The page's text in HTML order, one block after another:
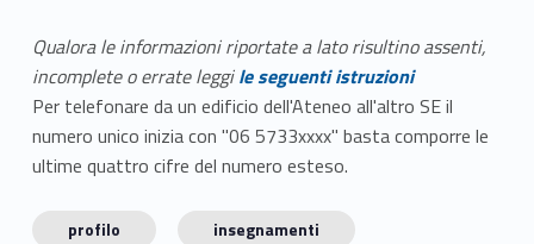
Qualora le informazioni riportate a lato risultino assenti,
incomplete o errate leggile seguenti istruzioni
Per telefonare da un edificio dell'Ateneo all'altro SE il
numero unico inizia con "06 5733xxxx" basta comporre le
ultime quattro cifre del numero esteso.
profilo
insegnamenti